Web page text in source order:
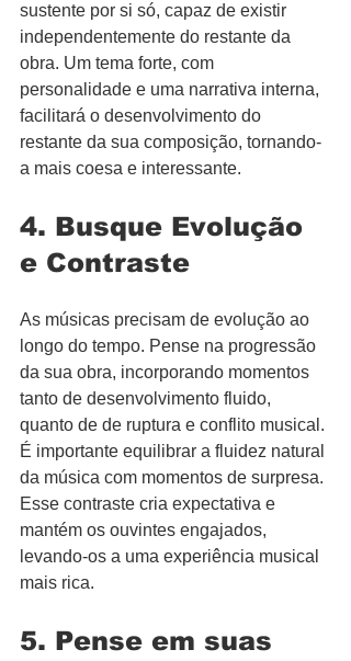
sustente por si só, capaz de existir
independentemente do restante da
obra. Um tema forte, com
personalidade e uma narrativa interna,
facilitará o desenvolvimento do
restante da sua composição, tornando-
a mais coesa e interessante.
4. Busque Evolução
e Contraste
As músicas precisam de evolução ao
longo do tempo. Pense na progressão
da sua obra, incorporando momentos
tanto de desenvolvimento fluido,
quanto de de ruptura e conflito musical.
É importante equilibrar a fluidez natural
da música com momentos de surpresa.
Esse contraste cria expectativa e
mantém os ouvintes engajados,
levando-os a uma experiência musical
mais rica.
5. Pense em suas